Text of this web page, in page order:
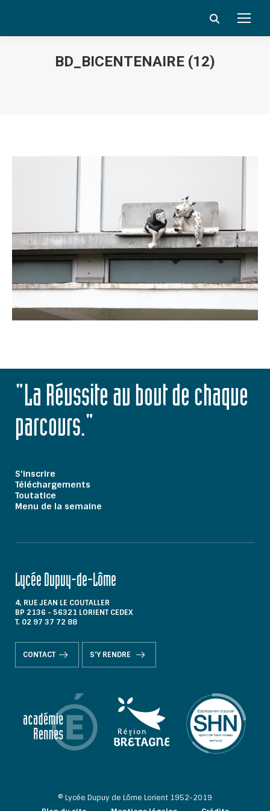
Search:
BD_BICENTENAIRE (12)
"La Réussite au bout de chaque
parcours."
S'inscrire
Téléchargements
Toutatice
Menu de la semaine
Lycée Dupuy-de-Lôme
4, RUE JEAN LE COUTALLER
BP 2136 - 56321 LORIENT CEDEX
T. 02 97 37 72 88
CONTACT S'Y RENDRE
© Lycée Dupuy de Lôme Lorient 1952-2019